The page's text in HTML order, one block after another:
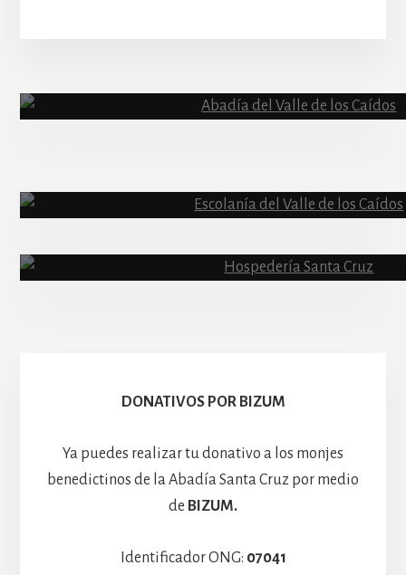
Content
Hospedería
DONATIVOS POR BIZUM
Ya puedes realizar tu donativo a los monjes
benedictinos de la Abadía Santa Cruz por medio
de BIZUM.
Identificador ONG: 07041